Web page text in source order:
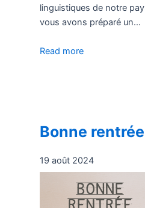
linguistiques de notre
vous avons préparé un…
Read more
Bonne
19 août 2024